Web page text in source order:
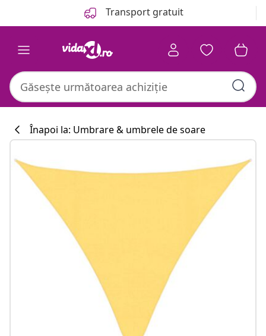
Transport gratuit
Înapoi la: Umbrare & umbrele de soare